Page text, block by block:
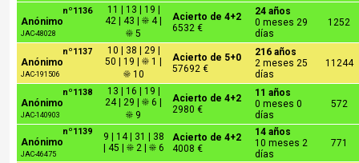
nº1136
Anónimo
JAC-48028
11 | 13 | 19 |
42 | 43 | ☀ 4 |
☀ 5
Acierto de 4+2
6532 €
24 años
0 meses 29
días
1252
nº1137
Anónimo
JAC-191506
10 | 38 | 29 |
50 | 19 | ☀ 1 |
☀ 10
Acierto de 5+0
57692 €
216 años
2 meses 25
días
11244
nº1138
Anónimo
JAC-140903
13 | 16 | 19 |
24 | 29 | ☀ 6 |
☀ 9
Acierto de 4+2
2980 €
11 años
0 meses 0
días
572
nº1139
Anónimo
JAC-46475
9 | 14 | 31 | 38
| 45 | ☀ 2 | ☀ 6
Acierto de 4+2
4008 €
14 años
10 meses 2
días
771